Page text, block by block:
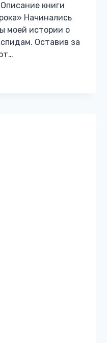
книги
Начинались
моей истории о
Оставив за